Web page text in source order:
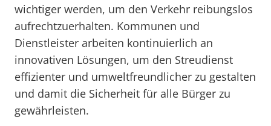
wichtiger werden, um den Verkehr reibungslos
aufrechtzuerhalten. Kommunen und
Dienstleister arbeiten kontinuierlich an
innovativen Lösungen, um den Streudienst
effizienter und umweltfreundlicher zu gestalten
und damit die Sicherheit für alle Bürger zu
gewährleisten.